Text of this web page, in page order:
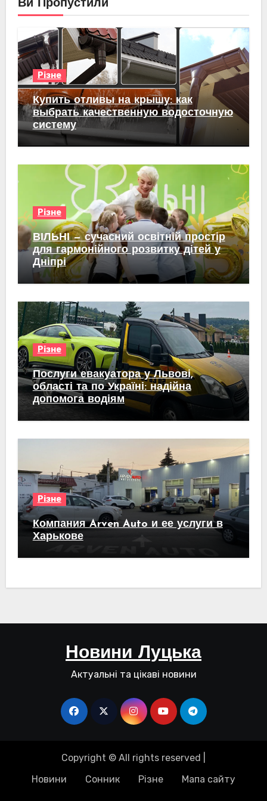
Ви Пропустили
Різне
Купить отливы на крышу: как
выбрать качественную водосточную
систему
Різне
ВІЛЬНІ — сучасний освітній простір
для гармонійного розвитку дітей у
Дніпрі
Різне
Послуги евакуатора у Львові,
області та по Україні: надійна
допомога водіям
Різне
Компания Arven Auto и ее услуги в
Харькове
Новини Луцька
Актуальні та цікаві новини
Copyright © All rights reserved
Новини
Сонник Різне Мапа сайту